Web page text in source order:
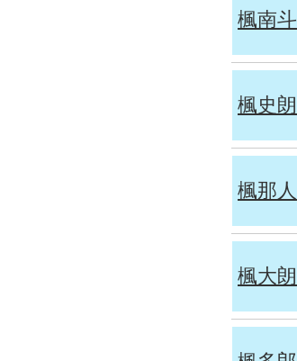
楓南斗
楓史朗
楓那人
楓大朗